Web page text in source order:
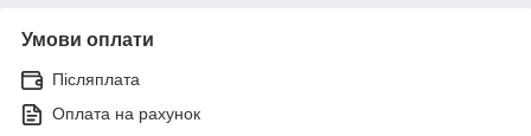
Умови оплати
Післяплата
Оплата на рахунок